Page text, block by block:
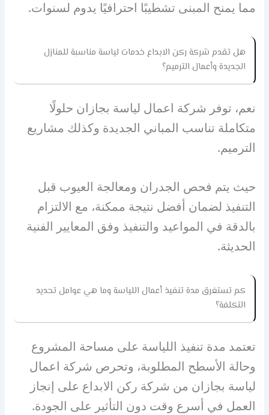
مما يمنح المبنى تشطيبًا احترافيًا يدوم لسنوات.
هل تقدم شركة ركن الابداع خدمات لياسة مناسبة للمنازل
الجديدة وأعمال الترميم؟
نعم، توفر شركة اعمال لياسة بجازان حلولًا
متكاملة تناسب المباني الجديدة وكذلك مشاريع
الترميم.
حيث يتم فحص الجدران ومعالجة العيوب قبل
التنفيذ لضمان أفضل نتيجة ممكنة، مع الالتزام
بالدقة في المواعيد والتنفيذ وفق المعايير الفنية
الحديثة.
كم تستغرق مدة تنفيذ أعمال اللياسة وما هي عوامل تحديد
التكلفة؟
تعتمد مدة تنفيذ اللياسة على مساحة المشروع
وحالة الأسطح المطلوبة، وتحرص شركة اعمال
لياسة بجازان من شركة ركن الابداع على إنجاز
العمل في أسرع وقت دون التأثير على الجودة.